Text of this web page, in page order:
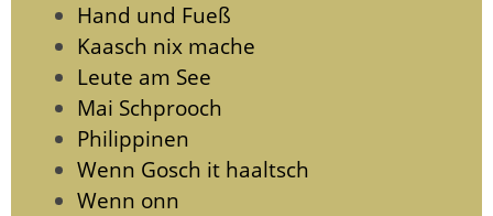
Hand und Fueß
Kaasch nix mache
Leute am See
Mai Schprooch
Philippinen
Wenn Gosch it haaltsch
Wenn onn